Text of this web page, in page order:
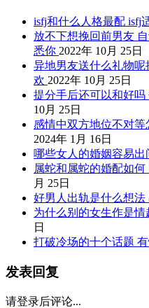
isfj和什么人格最配 isfj
放不下想挽回前男友
悉你 2022年 10月 25日
异地男友送什么礼物
欢 2022年 10月 25日
提分手后还可以和好
10月 25日
感情中双方地位不对
2024年 1月 16日
哪些女人的婚姻容易出
属蛇和属蛇的婚配如
月 25日
好男人出轨是什么想
为什么别的女生作是
日
打破冷场的十个话题
发表回复
请登录后评论...